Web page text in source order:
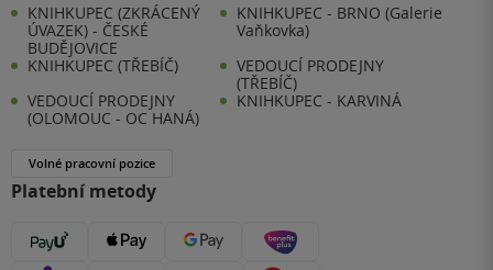
KNIHKUPEC (ZKRÁCENÝ
ÚVAZEK) - ČESKÉ
BUDĚJOVICE
KNIHKUPEC - BRNO (Galerie
Vaňkovka)
KNIHKUPEC (TŘEBÍČ)
VEDOUCÍ PRODEJNY
(TŘEBÍČ)
VEDOUCÍ PRODEJNY
(OLOMOUC - OC HANÁ)
KNIHKUPEC - KARVINÁ
Volné pracovní pozice
Platební metody